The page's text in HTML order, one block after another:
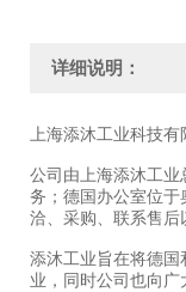
详细说明：
上海添沐工业科技有
公司由上海添沐工
务；德国办公室位
洽、采购、联系售后
添沐工业旨在将德
业，同时公司也向